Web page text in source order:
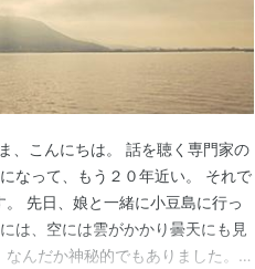
こんにちは。 話を聴く専門家の
なって、もう２０年近い。 それで
先日、娘と一緒に小豆島に行っ
は、空には雲がかかり曇天にも見
んだか神秘的でもありました。